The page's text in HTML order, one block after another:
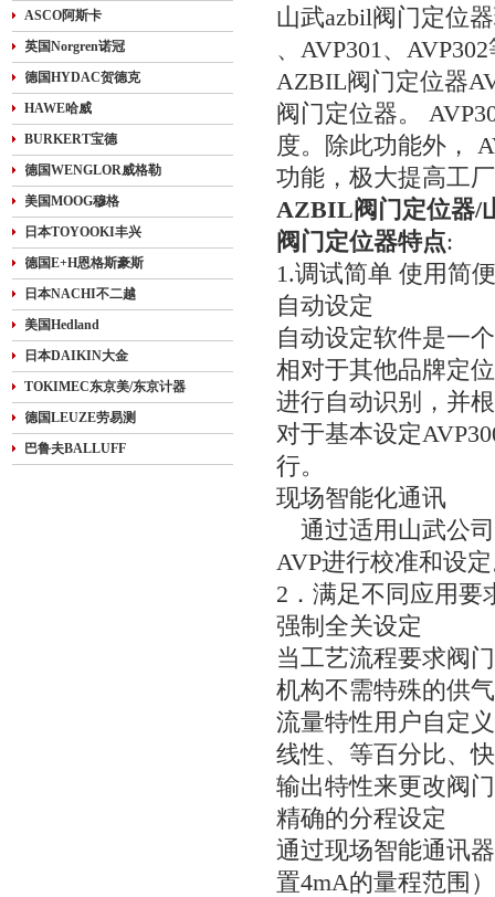
ASCO阿斯卡
英国Norgren诺冠
德国HYDAC贺德克
HAWE哈威
BURKERT宝德
德国WENGLOR威格勒
美国MOOG穆格
日本TOYOOKI丰兴
德国E+H恩格斯豪斯
日本NACHI不二越
美国Hedland
日本DAIKIN大金
TOKIMEC东京美/东京计器
德国LEUZE劳易测
巴鲁夫BALLUFF
山武azbil阀门定位
、AVP301、
AZBIL阀门定位器
阀门定位器。
度。除此功能外，
功能，极大提高工
AZBIL阀门定位器/
阀门定位器特点:
1.调试简单 使用简便
自动设定
自动设定软件是一
相对于其他品牌定
进行自动识别，并
对于基本设定
行。
现场智能化通讯
通过适用山武公司
AVP进行校准和设
2．满足不同应用要
强制全关设定
当工艺流程要求阀
机构不需特殊的供
流量特性用户自定义
线性、等百分比、
输出特性来更改阀
精确的分程设定
通过现场智能通讯
置4mA的量程范围